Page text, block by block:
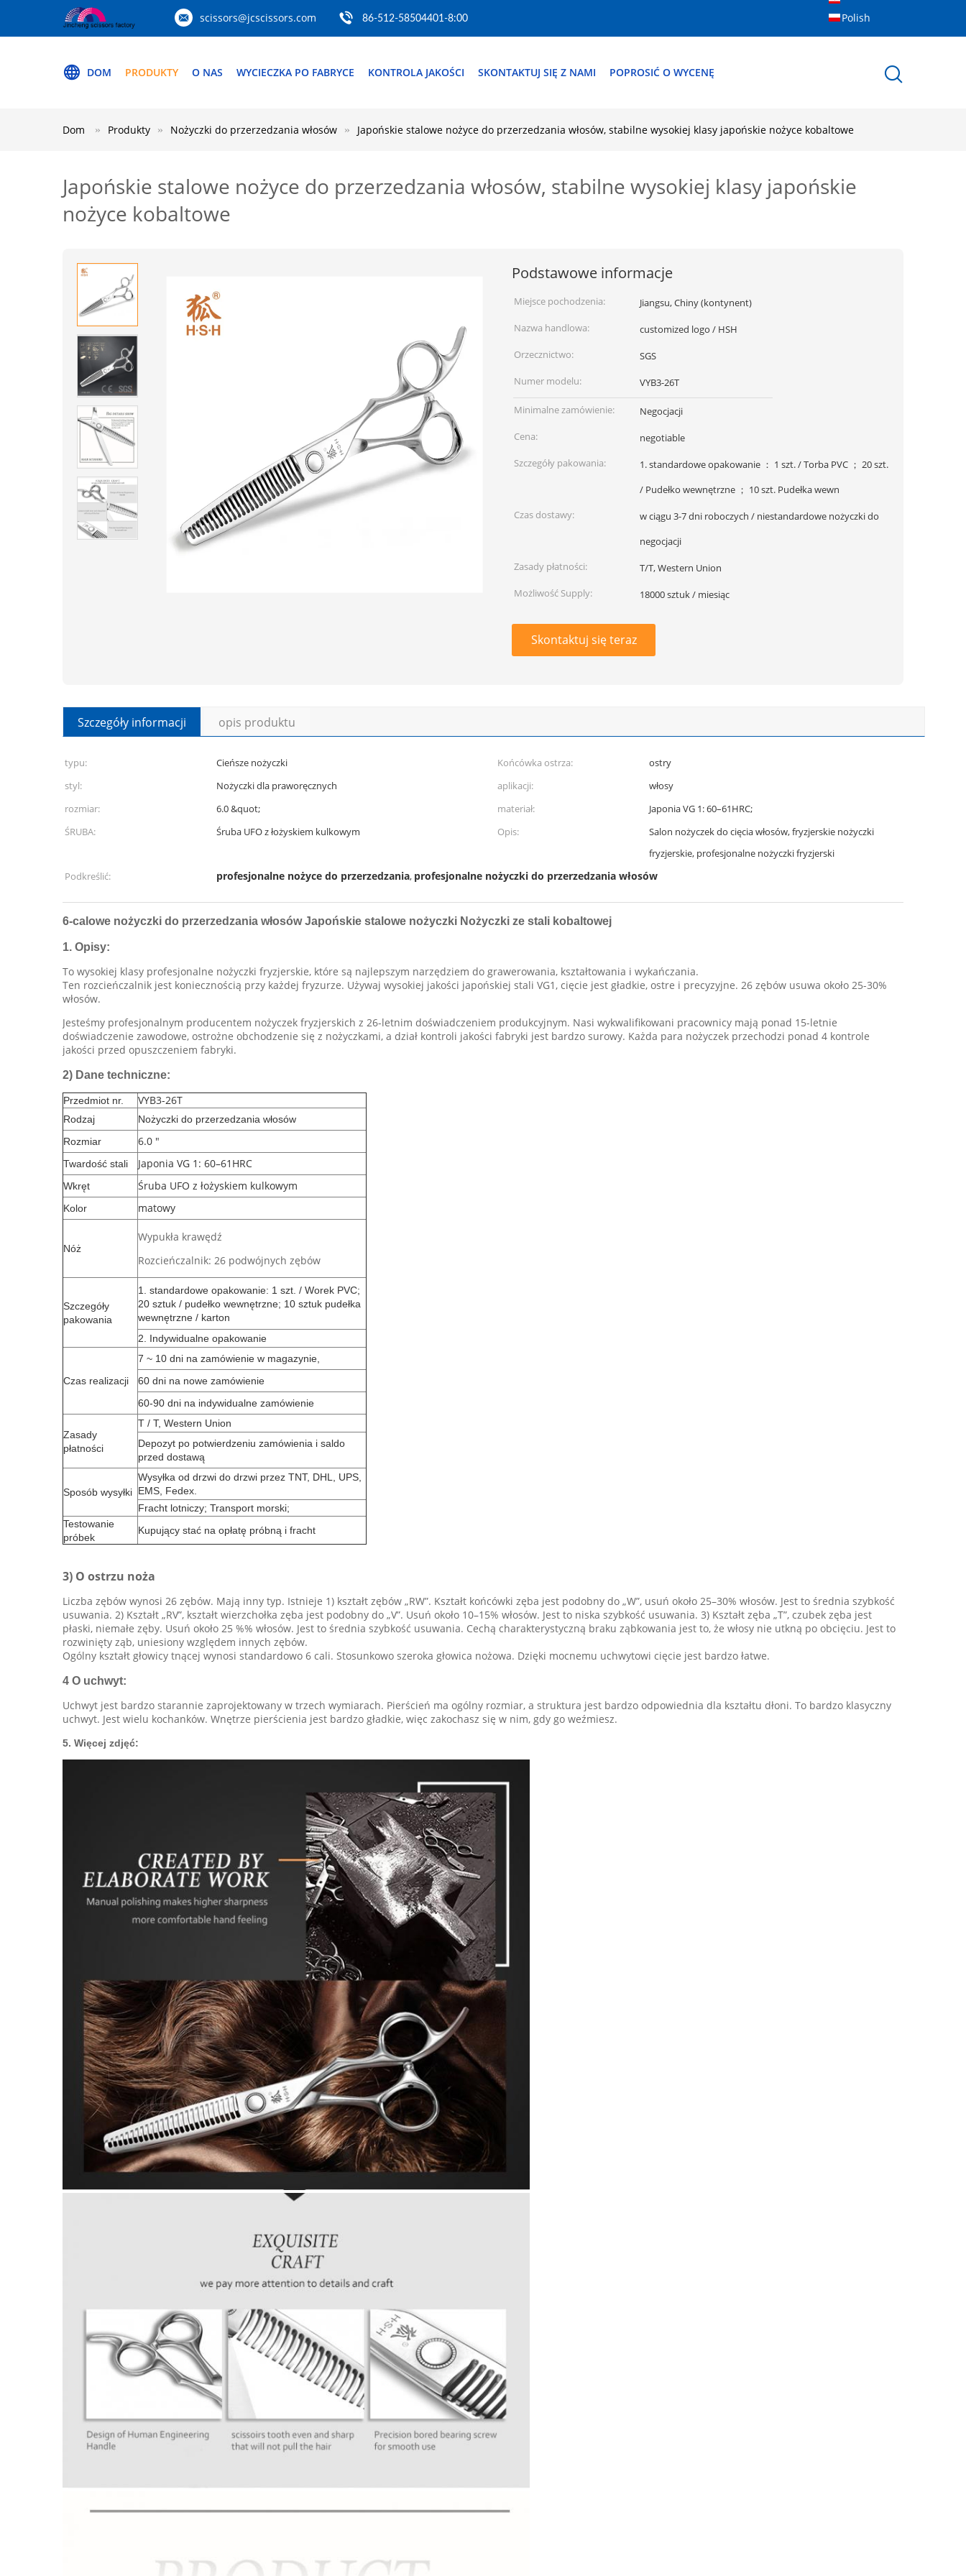
scissors@jcscissors.com 86-512-58504401-8:00 Polish
DOM PRODUKTY O NAS WYCIECZKA PO FABRYCE KONTROLA JAKOŚCI SKONTAKTUJ SIĘ Z NAMI POPROSIĆ O WYCENĘ
Dom Produkty Nożyczki do przerzedzania włosów Japońskie stalowe nożyce do przerzedzania włosów, stabilne wysokiej klasy japońskie nożyce kobaltowe
Japońskie stalowe nożyce do przerzedzania włosów, stabilne wysokiej klasy japońskie
nożyce kobaltowe
Podstawowe informacje
Miejsce pochodzenia:
Jiangsu, Chiny (kontynent)
Nazwa handlowa:
customized logo / HSH
Orzecznictwo:
SGS
Numer modelu:
VYB3-26T
Minimalne zamówienie:
Negocjacji
Cena:
negotiable
Szczegóły pakowania:
1. standardowe opakowanie ： 1 szt. / Torba PVC ； 20 szt.
/ Pudełko wewnętrzne ； 10 szt. Pudełka wewn
Czas dostawy:
w ciągu 3-7 dni roboczych / niestandardowe nożyczki do
negocjacji
Zasady płatności:
T/T, Western Union
Możliwość Supply:
18000 sztuk / miesiąc
Skontaktuj się teraz
Szczegóły informacji opis produktu
typu: Cieńsze nożyczki Końcówka ostrza:
ostry
styl:
Nożyczki dla praworęcznych aplikacji:
włosy
rozmiar:
6.0 &quot; materiał:
Japonia VG 1: 60–61HRC;
ŚRUBA:
Śruba UFO z łożyskiem kulkowym Opis:
Salon nożyczek do cięcia włosów, fryzjerskie nożyczki
fryzjerskie, profesjonalne nożyczki fryzjerski
Podkreślić:
profesjonalne nożyce do przerzedzania, profesjonalne nożyczki do przerzedzania włosów
6-calowe nożyczki do przerzedzania włosów Japońskie stalowe nożyczki Nożyczki ze stali kobaltowej
1. Opisy:
To wysokiej klasy profesjonalne nożyczki fryzjerskie, które są najlepszym narzędziem do grawerowania, kształtowania i wykańczania.
Ten rozcieńczalnik jest koniecznością przy każdej fryzurze. Używaj wysokiej jakości japońskiej stali VG1, cięcie jest gładkie, ostre i precyzyjne. 26 zębów usuwa około 25-30%
włosów.
Jesteśmy profesjonalnym producentem nożyczek fryzjerskich z 26-letnim doświadczeniem produkcyjnym. Nasi wykwalifikowani pracownicy mają ponad 15-letnie
doświadczenie zawodowe, ostrożne obchodzenie się z nożyczkami, a dział kontroli jakości fabryki jest bardzo surowy. Każda para nożyczek przechodzi ponad 4 kontrole
jakości przed opuszczeniem fabryki.
2) Dane techniczne:
Przedmiot nr. VYB3-26T
Rodzaj
Nożyczki do przerzedzania włosów
Rozmiar
6.0 "
Twardość stali Japonia VG 1: 60–61HRC
Wkręt Śruba UFO z łożyskiem kulkowym
Kolor matowy
Nóż
Wypukła krawędź
Rozcieńczalnik: 26 podwójnych zębów
Szczegóły
pakowania
1. standardowe opakowanie: 1 szt. / Worek PVC;
20 sztuk / pudełko wewnętrzne; 10 sztuk pudełka
wewnętrzne / karton
2. Indywidualne opakowanie
Czas realizacji
7 ~ 10 dni na zamówienie w magazynie,
60 dni na nowe zamówienie
60-90 dni na indywidualne zamówienie
Zasady
płatności
T / T, Western Union
Depozyt po potwierdzeniu zamówienia i saldo
przed dostawą
Sposób wysyłki
Wysyłka od drzwi do drzwi przez TNT, DHL, UPS,
EMS, Fedex.
Fracht lotniczy; Transport morski;
Testowanie
próbek
Kupujący stać na opłatę próbną i fracht
3) O ostrzu noża
Liczba zębów wynosi 26 zębów. Mają inny typ. Istnieje 1) kształt zębów „RW”. Kształt końcówki zęba jest podobny do „W”, usuń około 25–30% włosów. Jest to średnia szybkość
usuwania. 2) Kształt „RV”, kształt wierzchołka zęba jest podobny do „V”. Usuń około 10–15% włosów. Jest to niska szybkość usuwania. 3) Kształt zęba „T”, czubek zęba jest
płaski, niemałe zęby. Usuń około 25 %% włosów. Jest to średnia szybkość usuwania. Cechą charakterystyczną braku ząbkowania jest to, że włosy nie utkną po obcięciu. Jest to
rozwinięty ząb, uniesiony względem innych zębów.
Ogólny kształt głowicy tnącej wynosi standardowo 6 cali. Stosunkowo szeroka głowica nożowa. Dzięki mocnemu uchwytowi cięcie jest bardzo łatwe.
4 O uchwyt:
Uchwyt jest bardzo starannie zaprojektowany w trzech wymiarach. Pierścień ma ogólny rozmiar, a struktura jest bardzo odpowiednia dla kształtu dłoni. To bardzo klasyczny
uchwyt. Jest wielu kochanków. Wnętrze pierścienia jest bardzo gładkie, więc zakochasz się w nim, gdy go weźmiesz.
5. Więcej zdjęć: